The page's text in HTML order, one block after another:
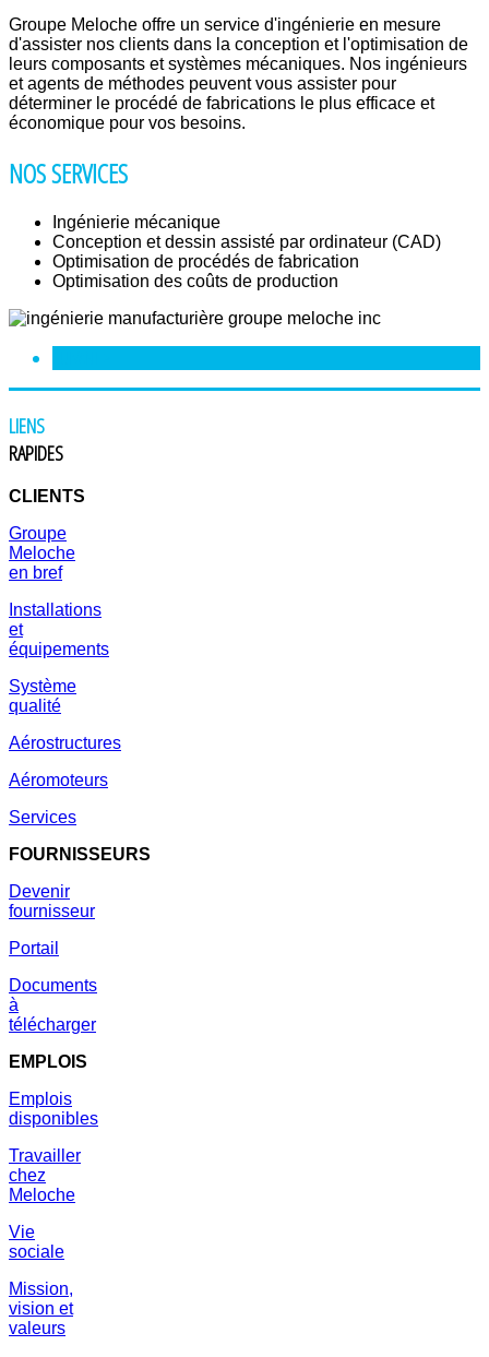
Groupe Meloche offre un service d'ingénierie en mesure
d'assister nos clients dans la conception et l'optimisation de
leurs composants et systèmes mécaniques. Nos ingénieurs
et agents de méthodes peuvent vous assister pour
déterminer le procédé de fabrications le plus efficace et
économique pour vos besoins.
NOS SERVICES
Ingénierie mécanique
Conception et dessin assisté par ordinateur (CAD)
Optimisation de procédés de fabrication
Optimisation des coûts de production
LIENS
RAPIDES
CLIENTS
Groupe
Meloche
en bref
Installations
et
équipements
Système
qualité
Aérostructures
Aéromoteurs
Services
FOURNISSEURS
Devenir
fournisseur
Portail
Documents
à
télécharger
EMPLOIS
Emplois
disponibles
Travailler
chez
Meloche
Vie
sociale
Mission,
vision et
valeurs